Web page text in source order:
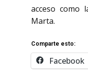
acceso como
Marta.
Comparte esto:
Facebook